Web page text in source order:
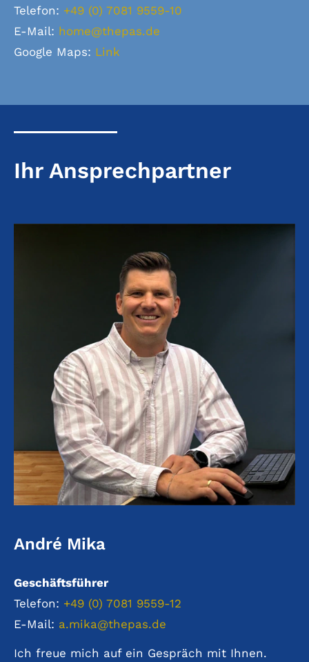
Telefon: +49 (0) 7081 9559-10
E-Mail: home@thepas.de
Google Maps: Link
Ihr Ansprechpartner
André Mika
Geschäftsführer
Telefon: +49 (0) 7081 9559-12
E-Mail: a.mika@thepas.de
Ich freue mich auf ein Gespräch mit Ihnen.